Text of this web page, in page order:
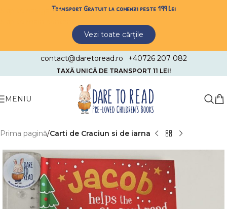
Skip to navigationTransport Gratuit la comenzi peste 199 Lei
Vezi toate cărțile
contact@daretoread.ro +40726 207 082
TAXĂ UNICĂ DE TRANSPORT 11 LEI!
MENIU
Prima pagină Carti de Craciun si de iarna